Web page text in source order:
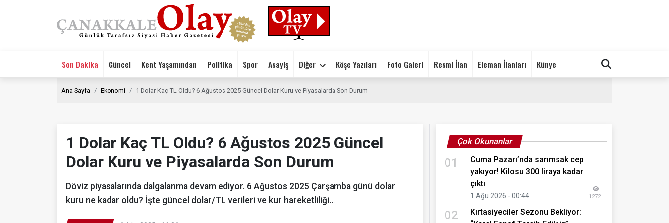
Son Dakika Güncel Kent Yaşamından Politika Spor Asayiş Diğer Köşe Yazıları Foto Galeri Resmi İlan Eleman İlanları Künye
Ana Sayfa Ekonomi 1 Dolar Kaç TL Oldu? 6 Ağustos 2025 Güncel Dolar Kuru ve Piyasalarda Son Durum
1 Dolar Kaç TL Oldu? 6 Ağustos 2025 Güncel
Dolar Kuru ve Piyasalarda Son Durum
Döviz piyasalarında dalgalanma devam ediyor. 6 Ağustos 2025 Çarşamba günü dolar
kuru ne kadar oldu? İşte güncel dolar/TL verileri ve kur hareketliliği...
Çok Okunanlar
01
Cuma Pazarı’nda sarımsak cep
yakıyor! Kilosu 300 liraya kadar
çıktı
1 Ağu 2026 - 00:44 1272
02
Kırtasiyeciler Sezonu Bekliyor: